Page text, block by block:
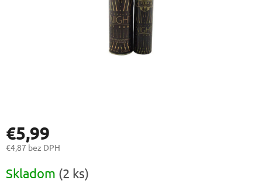
€5,99
€4,87 bez DPH
cena:
Skladom (2 ks)